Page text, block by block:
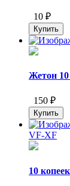
10 ₽
Жетон 10
150 ₽
VF-XF
10